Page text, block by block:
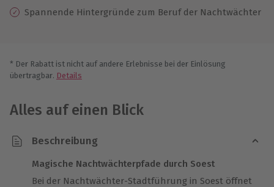
Spannende Hintergründe zum Beruf der Nachtwächter
* Der Rabatt ist nicht auf andere Erlebnisse bei der Einlösung
übertragbar. Details
Alles auf einen Blick
Beschreibung
Magische Nachtwächterpfade durch Soest
Bei der Nachtwächter-Stadtführung in Soest öffnet